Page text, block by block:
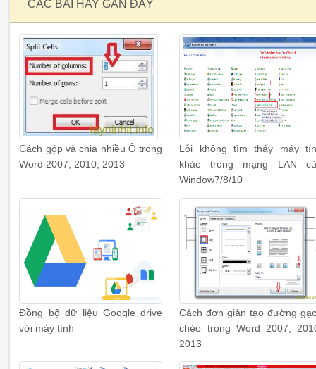
CÁC BÀI HAY GẦN ĐÂY
Cách gộp và chia nhiều Ô trong
Word 2007, 2010, 2013
Lỗi không tìm thấy máy
khác trong mạng LAN
Window7/8/10
Đồng bộ dữ liệu Google drive
với máy tính
Cách đơn giản tạo đường
chéo trong Word 2007,
2013